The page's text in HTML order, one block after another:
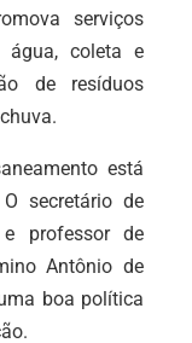
serviços
água, coleta e
de resíduos
está
secretário de
professor de
Antônio de
boa política